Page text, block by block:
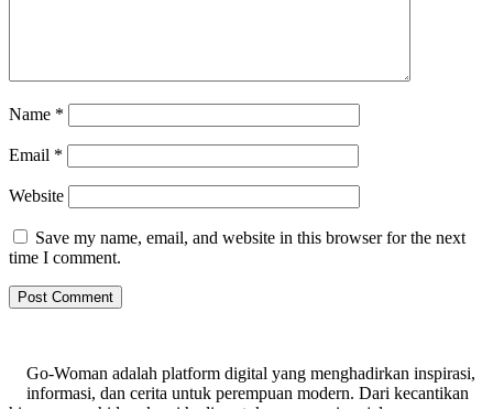
Name *
Email *
Website
Save my name, email, and website in this browser for the next
time I comment.
Go-Woman adalah platform digital yang menghadirkan inspirasi,
informasi, dan cerita untuk perempuan modern. Dari kecantikan